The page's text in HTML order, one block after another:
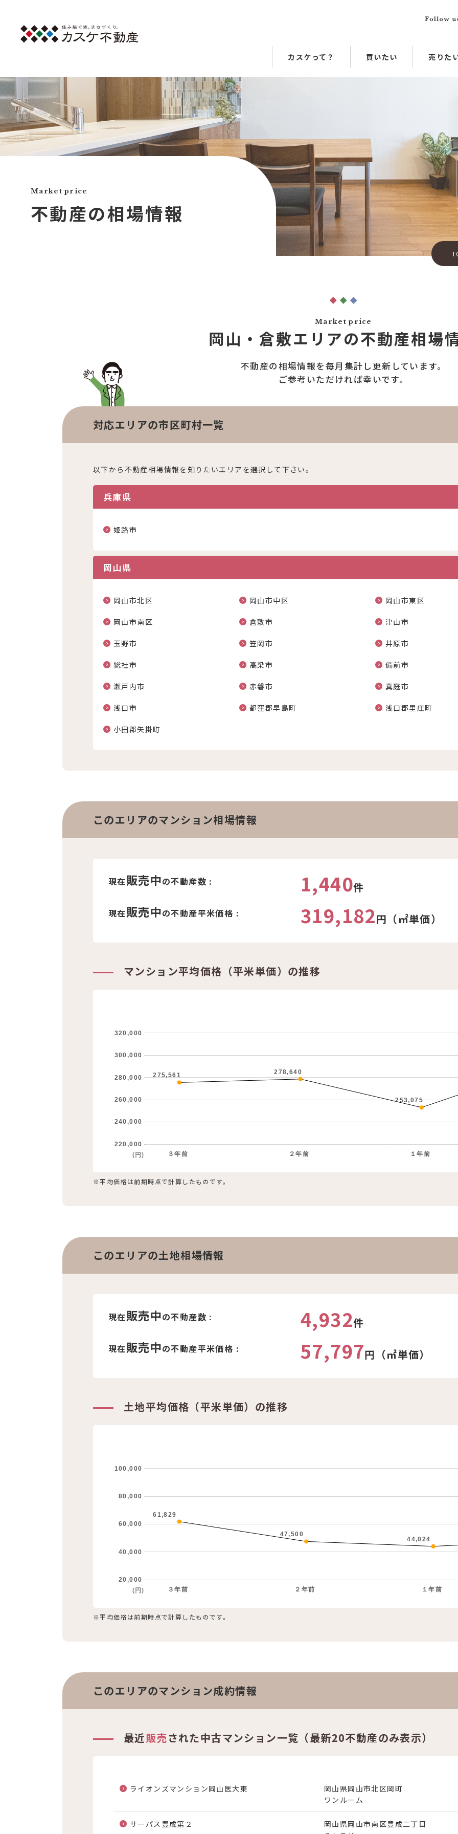
カスケって？ 買いたい 売りた
Market price
不動産の相場情報
Market price
岡山・倉敷エリアの不動産相場
不動産の相場情報を毎月集計し更新しています。
ご参考いただければ幸いです。
対応エリアの市区町村一覧
以下から不動産相場情報を知りたいエリアを選択して下さい。
兵庫県
姫路市
岡山県
岡山市北区 岡山市中区 岡山市東区
岡山市南区 倉敷市 津山市
玉野市 笠岡市 井原市
総社市 高梁市 備前市
瀬戸内市 赤磐市 真庭市
浅口市 都窪郡早島町 浅口郡里庄町
小田郡矢掛町
このエリアのマンション相場情報
現在販売中の不動産数 : 1,440件
現在販売中の不動産平米価格 : 319,182円（㎡単価）
マンション平均価格（平米単価）の推移
３年前 ２年前 １年前
220,000
240,000
260,000
280,000
300,000
320,000
275,561 278,640
253,075
(円)
※平均価格は前期時点で計算したものです。
このエリアの土地相場情報
現在販売中の不動産数 : 4,932件
現在販売中の不動産平米価格 : 57,797円（㎡単価）
土地平均価格（平米単価）の推移
３年前 ２年前 １年前
20,000
40,000
60,000
80,000
100,000
61,829
47,500
44,024
(円)
※平均価格は前期時点で計算したものです。
このエリアのマンション成約情報
最近販売された中古マンション一覧（最新20不動産のみ表示）
ライオンズマンション岡山医大東
岡山県岡山市北区岡町
ワンルーム
サーパス豊成第２
岡山県岡山市南区豊成二丁目